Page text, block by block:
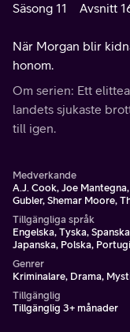
Säsong 11 Avsnitt
När Morgan blir
honom.
Om serien: Ett
landets sjukaste
till igen.
Medverkande
A.J. Cook, Joe
Gubler, Shemar Moore,
Tillgängliga språk
Engelska, Tyska,
Japanska, Polska,
Genrer
Kriminalare, Drama,
Tillgänglig
Tillgänglig 3+ månader